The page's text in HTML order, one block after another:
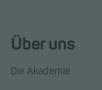
Über uns
Die Akademie